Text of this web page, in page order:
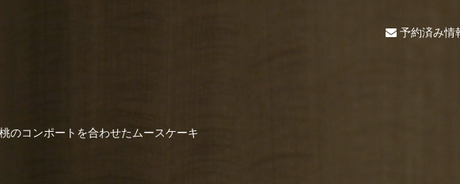
予約済み情
のコンポートを合わせたムースケーキ